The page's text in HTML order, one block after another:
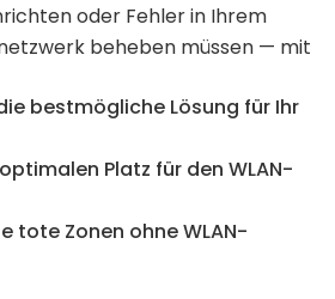
oder Fehler in Ihrem
beheben müssen — mit
der WLAN-Abdeckung
erstellen und so sofort die
entdecken, an denen die
Mit den gesammelten
Lage, mögliche Probleme mit
und zu beseitigen.
bestmögliche Lösung für Ihr
Platz für den WLAN-
tote Zonen ohne WLAN-